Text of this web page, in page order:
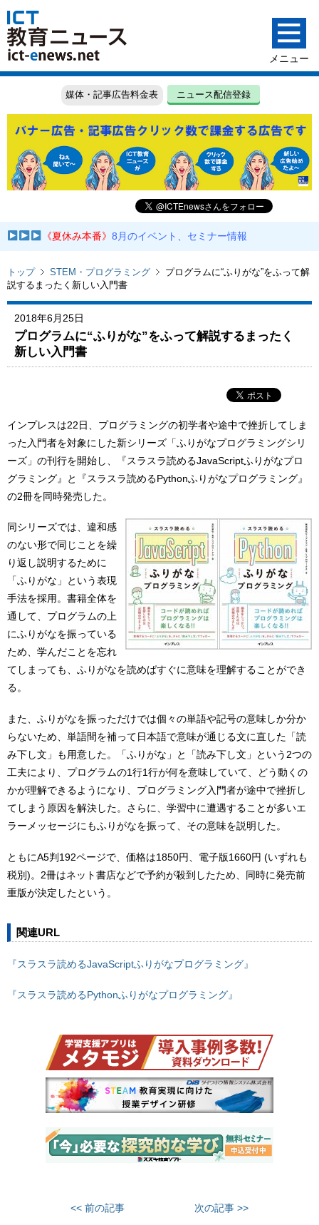
媒体・記事広告料金表 ニュース配信登録
《夏休み本番》8月のイベント、セミナー情報
トップ STEM・プログラミング
プログラムに“ふりがな”をふって解
説するまったく新しい入門書
2018年6月25日
プログラムに“ふりがな”をふって解説するまったく
新しい入門書
インプレスは22日、プログラミングの初学者や途中で挫折してしま
った入門者を対象にした新シリーズ「ふりがなプログラミングシリ
ーズ」の刊行を開始し、『スラスラ読めるJavaScriptふりがなプロ
グラミング』と『スラスラ読めるPythonふりがなプログラミング』
の2冊を同時発売した。
同シリーズでは、違和感
のない形で同じことを繰
り返し説明するために
「ふりがな」という表現
手法を採用。書籍全体を
通して、プログラムの上
にふりがなを振っている
ため、学んだことを忘れ
てしまっても、ふりがなを読めばすぐに意味を理解することができ
る。
また、ふりがなを振っただけでは個々の単語や記号の意味しか分か
らないため、単語間を補って日本語で意味が通じる文に直した「読
み下し文」も用意した。「ふりがな」と「読み下し文」という2つの
工夫により、プログラムの1行1行が何を意味していて、どう動くの
かが理解できるようになり、プログラミング入門者が途中で挫折し
てしまう原因を解決した。さらに、学習中に遭遇することが多いエ
ラーメッセージにもふりがなを振って、その意味を説明した。
ともにA5判192ページで、価格は1850円、電子版1660円 (いずれも
税別)。2冊はネット書店などで予約が殺到したため、同時に発売前
重版が決定したという。
関連URL
『スラスラ読めるJavaScriptふりがなプログラミング』
『スラスラ読めるPythonふりがなプログラミング』
<< 前の記事 次の記事 >>